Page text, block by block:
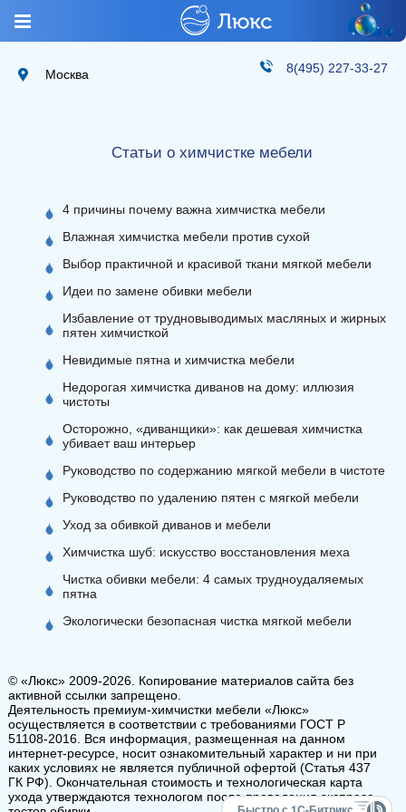
Москва 8(495) 227-33-27
Статьи о химчистке мебели
4 причины почему важна химчистка мебели
Влажная химчистка мебели против сухой
Выбор практичной и красивой ткани мягкой мебели
Идеи по замене обивки мебели
Избавление от трудновыводимых масляных и жирных
пятен химчисткой
Невидимые пятна и химчистка мебели
Недорогая химчистка диванов на дому: иллюзия
чистоты
Осторожно, «диванщики»: как дешевая химчистка
убивает ваш интерьер
Руководство по содержанию мягкой мебели в чистоте
Руководство по удалению пятен с мягкой мебели
Уход за обивкой диванов и мебели
Химчистка шуб: искусство восстановления меха
Чистка обивки мебели: 4 самых трудноудаляемых
пятна
Экологически безопасная чистка мягкой мебели
© «Люкс» 2009-2026. Копирование материалов сайта без
активной ссылки запрещено.
Деятельность премиум-химчистки мебели «Люкс»
осуществляется в соответствии с требованиями ГОСТ Р
51108-2016. Вся информация, размещенная на данном
интернет-ресурсе, носит ознакомительный характер и ни при
каких условиях не является публичной офертой (Статья 437
ГК РФ). Окончательная стоимость и технологическая карта
ухода утверждаются технологом после проведения экспресс-